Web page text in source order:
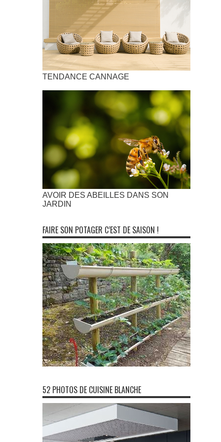
TENDANCE CANNAGE
AVOIR DES ABEILLES DANS SON
JARDIN
FAIRE SON POTAGER C’EST DE SAISON !
52 PHOTOS DE CUISINE BLANCHE